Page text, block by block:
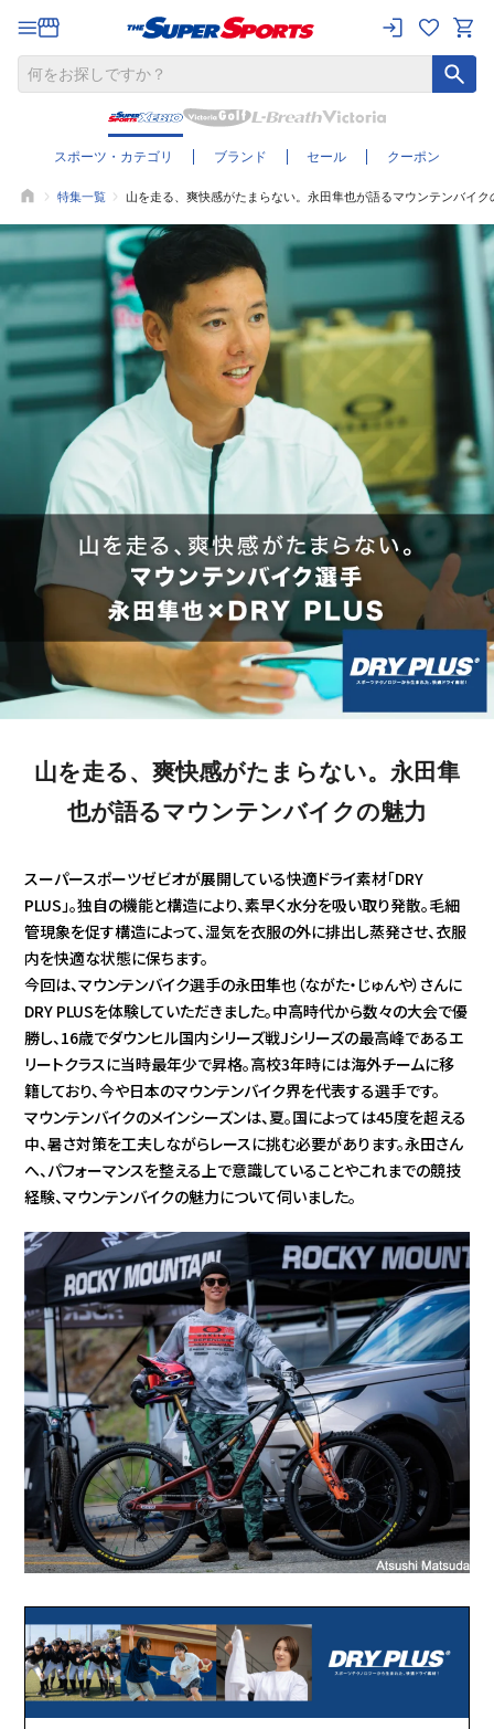
スポーツ・カテゴリ ブランド セール クーポン
特集一覧 山を走る、爽快感がたまらない。永田隼也が語るマウンテンバイク
山を走る、爽快感がたまらない。永田隼
也が語るマウンテンバイクの魅力
スーパースポーツゼビオが展開している快適ドライ素材「DRY
PLUS」。独自の機能と構造により、素早く水分を吸い取り発散。毛細
管現象を促す構造によって、湿気を衣服の外に排出し蒸発させ、衣服
内を快適な状態に保ちます。
今回は、マウンテンバイク選手の永田隼也（ながた・じゅんや）さんに
DRY PLUSを体験していただきました。中高時代から数々の大会で優
勝し、16歳でダウンヒル国内シリーズ戦Jシリーズの最高峰であるエ
リートクラスに当時最年少で昇格。高校3年時には海外チームに移
籍しており、今や日本のマウンテンバイク界を代表する選手です。
マウンテンバイクのメインシーズンは、夏。国によっては45度を超える
中、暑さ対策を工夫しながらレースに挑む必要があります。永田さん
へ、パフォーマンスを整える上で意識していることやこれまでの競技
経験、マウンテンバイクの魅力について伺いました。